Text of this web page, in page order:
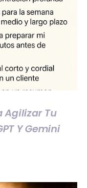
Agilizar Tu
Y Gemini